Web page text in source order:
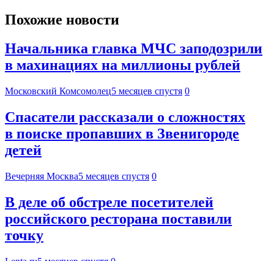
Похожие новости
Начальника главка МЧС заподозрили
в махинациях на миллионы рублей
Московский Комсомолец5 месяцев спустя 0
Спасатели рассказали о сложностях
в поиске пропавших в Звенигороде
детей
Вечерняя Москва5 месяцев спустя 0
В деле об обстреле посетителей
российского ресторана поставили
точку